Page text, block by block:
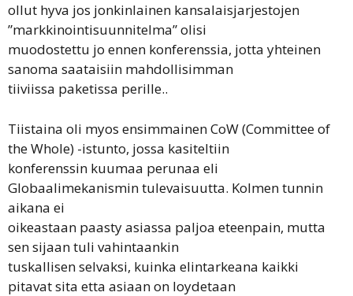
ollut hyva jos jonkinlainen kansalaisjarjestojen
”markkinointisuunnitelma” olisi
muodostettu jo ennen konferenssia, jotta yhteinen
sanoma saataisiin mahdollisimman
tiiviissa paketissa perille..
Tiistaina oli myos ensimmainen CoW (Committee of
the Whole) -istunto, jossa kasiteltiin
konferenssin kuumaa perunaa eli
Globaalimekanismin tulevaisuutta. Kolmen tunnin
aikana ei
oikeastaan paasty asiassa paljoa eteenpain, mutta
sen sijaan tuli vahintaankin
tuskallisen selvaksi, kuinka elintarkeana kaikki
pitavat sita etta asiaan on loydetaan